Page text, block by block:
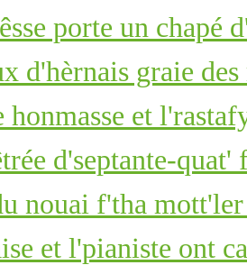
porte un chapé
d'hèrnais graie des
honmasse et
d'septante-quat'
nouai f'tha
et l'pianiste ont